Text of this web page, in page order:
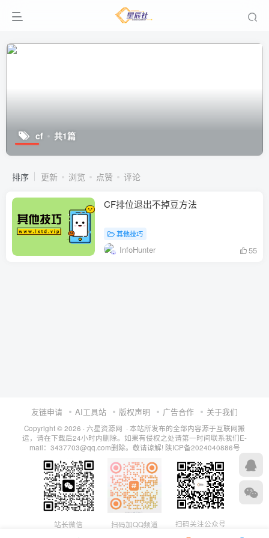
cf 共1篇
排序 更新 浏览 点赞 评论
CF排位退出不掉豆方法
其他技巧
InfoHunter 55
友链申请 AI工具站 版权声明 广告合作 关于我们
Copyright © 2026 · 六星资源网 · 本站所发布的全部内容源于互联网搬
运，请在下载后24小时内删除。如果有侵权之处请第一时间联系我们E-
mail：3437703@qq.com删除。敬请谅解! 陕ICP备2024040886号
站长微信 扫码加QQ频道 扫码关注公众号